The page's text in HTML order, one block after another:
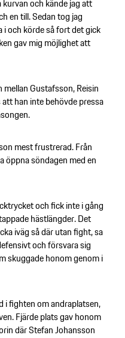
och kände jag att
en till. Sedan tog jag
i och körde så fort det gick
gav mig möjlighet att
Gustafsson, Reisin
han inte behövde pressa
mest frustrerad. Från
öppna söndagen med en
och fick inte i gång
hästlängder. Det
iväg så där utan fight, sa
och försvara sig
skuggade honom genom i
i fighten om andraplatsen,
Fjärde plats gav honom
där Stefan Johansson